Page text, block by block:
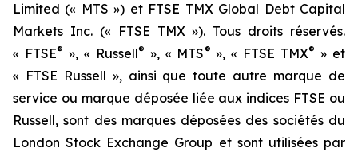
Limited (« MTS ») et FTSE TMX Global Debt Capital
Markets Inc. (« FTSE TMX »). Tous droits réservés.
« FTSE® », « Russell® », « MTS® », « FTSE TMX® » et
« FTSE Russell », ainsi que toute autre marque de
service ou marque déposée liée aux indices FTSE ou
Russell, sont des marques déposées des sociétés du
London Stock Exchange Group et sont utilisées par